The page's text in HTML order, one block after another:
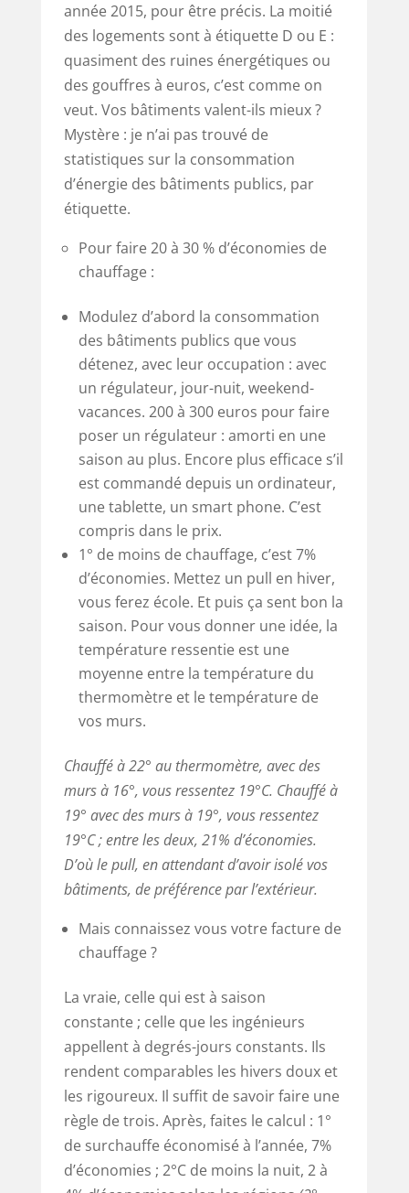
année 2015, pour être précis. La moitié
des logements sont à étiquette D ou E :
quasiment des ruines énergétiques ou
des gouffres à euros, c’est comme on
veut. Vos bâtiments valent-ils mieux ?
Mystère : je n’ai pas trouvé de
statistiques sur la consommation
d’énergie des bâtiments publics, par
étiquette.
Pour faire 20 à 30 % d’économies de
chauffage :
Modulez d’abord la consommation
des bâtiments publics que vous
détenez, avec leur occupation : avec
un régulateur, jour-nuit, weekend-
vacances. 200 à 300 euros pour faire
poser un régulateur : amorti en une
saison au plus. Encore plus efficace s’il
est commandé depuis un ordinateur,
une tablette, un smart phone. C’est
compris dans le prix.
1° de moins de chauffage, c’est 7%
d’économies. Mettez un pull en hiver,
vous ferez école. Et puis ça sent bon la
saison. Pour vous donner une idée, la
température ressentie est une
moyenne entre la température du
thermomètre et le température de
vos murs.
Chauffé à 22° au thermomètre, avec des
murs à 16°, vous ressentez 19°C. Chauffé à
19° avec des murs à 19°, vous ressentez
19°C ; entre les deux, 21% d’économies.
D’où le pull, en attendant d’avoir isolé vos
bâtiments, de préférence par l’extérieur.
Mais connaissez vous votre facture de
chauffage ?
La vraie, celle qui est à saison
constante ; celle que les ingénieurs
appellent à degrés-jours constants. Ils
rendent comparables les hivers doux et
les rigoureux. Il suffit de savoir faire une
règle de trois. Après, faites le calcul : 1°
de surchauffe économisé à l’année, 7%
d’économies ; 2°C de moins la nuit, 2 à